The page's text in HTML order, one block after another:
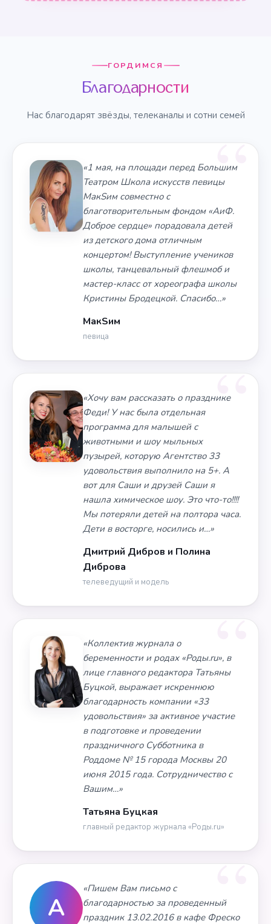
ГОРДИМСЯ
Благодарности
Нас благодарят звёзды, телеканалы и сотни семей
«1 мая, на площади перед Большим
Театром Школа искусств певицы
МакSим совместно с
благотворительным фондом «АиФ.
Доброе сердце» порадовала детей
из детского дома отличным
концертом! Выступление учеников
школы, танцевальный флешмоб и
мастер-класс от хореографа школы
Кристины Бродецкой. Спасибо…»
МакSим
певица
«Хочу вам рассказать о празднике
Феди! У нас была отдельная
программа для малышей с
животными и шоу мыльных
пузырей, которую Агентство 33
удовольствия выполнило на 5+. А
вот для Саши и друзей Саши я
нашла химическое шоу. Это что-то!!!!
Мы потеряли детей на полтора часа.
Дети в восторге, носились и…»
Дмитрий Дибров и Полина
Диброва
телеведущий и модель
«Коллектив журнала о
беременности и родах «Роды.ru», в
лице главного редактора Татьяны
Буцкой, выражает искреннюю
благодарность компании «33
удовольствия» за активное участие
в подготовке и проведении
праздничного Субботника в
Роддоме № 15 города Москвы 20
июня 2015 года. Сотрудничество с
Вашим…»
Татьяна Буцкая
главный редактор журнала «Роды.ru»
А
«Пишем Вам письмо с
благодарностью за проведенный
праздник 13.02.2016 в кафе Фреско